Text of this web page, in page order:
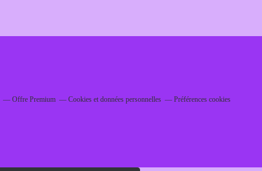
Offre Premium Cookies et données personnelles Préférences cookies